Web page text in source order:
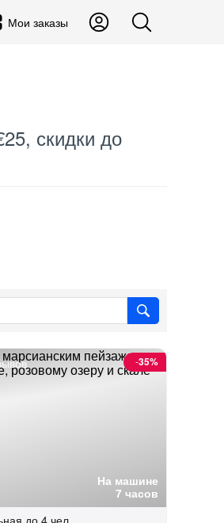
Мои заказы
скидки до
На машине
7 часов
-35%
до 4 чел.